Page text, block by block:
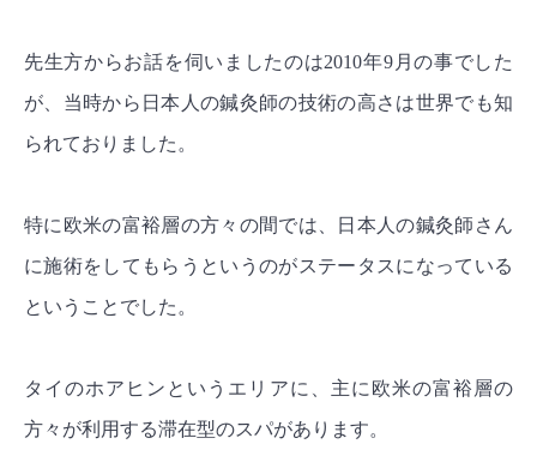
先生方からお話を伺いましたのは2010年9月の事でした
が、当時から日本人の鍼灸師の技術の高さは世界でも知
られておりました。
特に欧米の富裕層の方々の間では、日本人の鍼灸師さん
に施術をしてもらうというのがステータスになっている
ということでした。
タイのホアヒンというエリアに、主に欧米の富裕層の
方々が利用する滞在型のスパがあります。